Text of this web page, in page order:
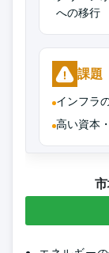
への移行
課題
インフラ
高い資本